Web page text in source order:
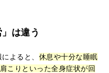
は違う
よると、 休息や十分な睡眠
こりといった全身症状が回